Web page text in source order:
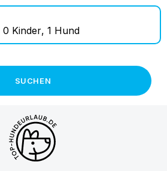
0 Kinder, 1 Hund
SUCHEN